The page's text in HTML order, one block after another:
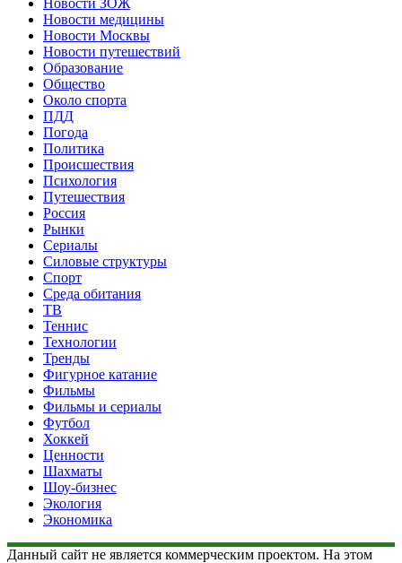
Новости медицины
Новости Москвы
Новости путешествий
Образование
Общество
Около спорта
ПДД
Погода
Политика
Происшествия
Психология
Путешествия
Россия
Рынки
Сериалы
Силовые структуры
Спорт
Среда обитания
ТВ
Теннис
Технологии
Тренды
Фигурное катание
Фильмы
Фильмы и сериалы
Футбол
Хоккей
Ценности
Шахматы
Шоу-бизнес
Экология
Экономика
Данный сайт не является коммерческим проектом. На этом